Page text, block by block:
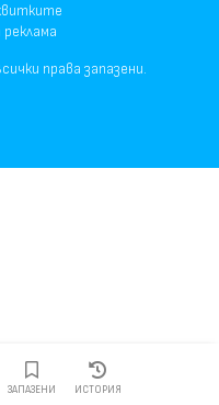
ЗАПАЗЕНИ ИСТОРИЯ
права запазени.